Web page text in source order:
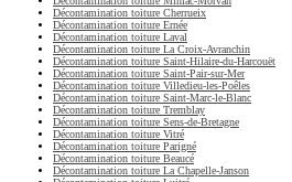
Décontamination toiture Cherrueix
Décontamination toiture Ernée
Décontamination toiture Laval
Décontamination toiture La Croix-Avranchin
Décontamination toiture Saint-Hilaire-du-Harcouët
Décontamination toiture Saint-Pair-sur-Mer
Décontamination toiture Villedieu-les-Poêles
Décontamination toiture Saint-Marc-le-Blanc
Décontamination toiture Tremblay
Décontamination toiture Sens-de-Bretagne
Décontamination toiture Vitré
Décontamination toiture Parigné
Décontamination toiture Beaucé
Décontamination toiture La Chapelle-Janson